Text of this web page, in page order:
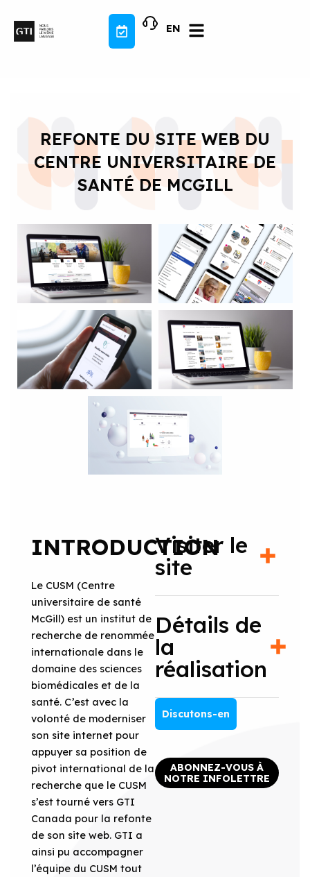
contenu
EN
REFONTE DU SITE WEB DU
CENTRE UNIVERSITAIRE DE
SANTÉ DE MCGILL
INTRODUCTION
Le CUSM (Centre
universitaire de santé
McGill) est un institut de
recherche de renommée
internationale dans le
domaine des sciences
biomédicales et de la
santé. C’est avec la
volonté de moderniser
son site internet pour
appuyer sa position de
pivot international de la
recherche que le CUSM
s’est tourné vers GTI
Canada pour la refonte
de son site web. GTI a
ainsi pu accompagner
l’équipe du CUSM tout
Visiter le
site
Détails de
la
réalisation
Discutons-en
ABONNEZ-VOUS À
NOTRE INFOLETTRE